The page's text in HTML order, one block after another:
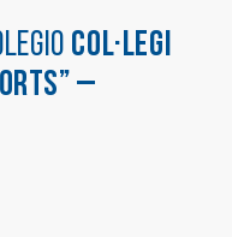
COL·LEGI
–